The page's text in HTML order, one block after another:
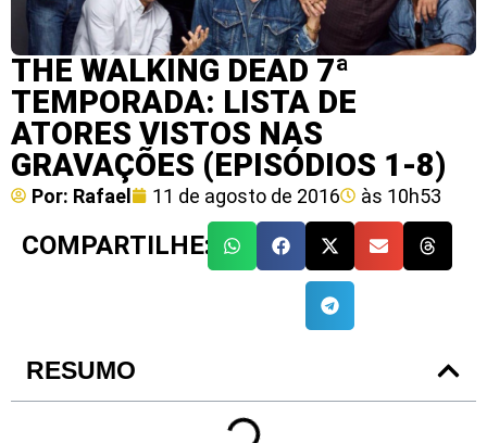
THE WALKING DEAD 7ª
TEMPORADA: LISTA DE
ATORES VISTOS NAS
GRAVAÇÕES (EPISÓDIOS 1-8)
Por: Rafael 11 de agosto de 2016 às 10h53
COMPARTILHE:
RESUMO